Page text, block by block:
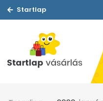
Startlap